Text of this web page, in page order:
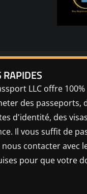
RAPIDES
LLC offre
des passeports,
d'identité, des
Il vous suffit de
contacter avec
pour que votre